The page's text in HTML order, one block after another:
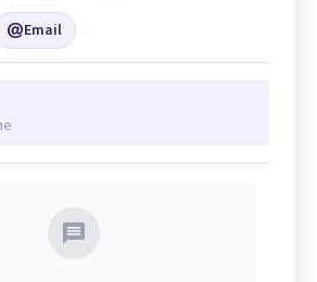
Email